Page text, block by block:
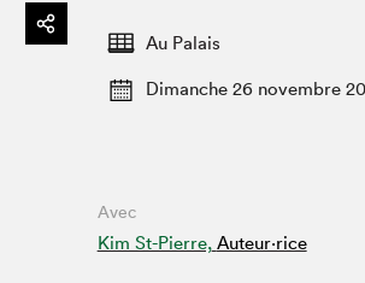
Se rendre au Salon
Restauration
Projets partenaires
Au Palais
Dimanche 26 novembre
Avec
Kim St-Pierre, Auteur·rice